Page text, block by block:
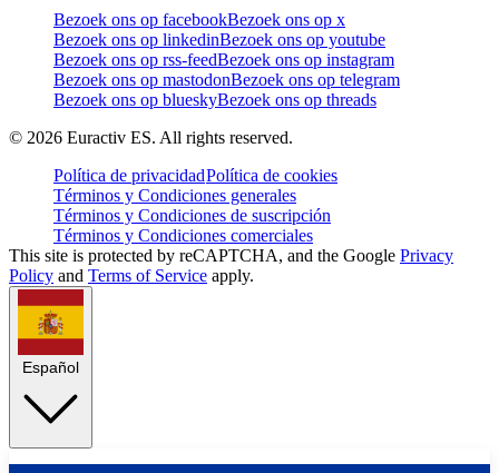
Bezoek ons op facebookBezoek ons op x
Bezoek ons op linkedinBezoek ons op youtube
Bezoek ons op rss-feedBezoek ons op instagram
Bezoek ons op mastodonBezoek ons op telegram
Bezoek ons op blueskyBezoek ons op threads
© 2026 Euractiv ES. All rights reserved.
Política de privacidadPolítica de cookies
Términos y Condiciones generales
Términos y Condiciones de suscripción
Términos y Condiciones comerciales
This site is protected by reCAPTCHA, and the Google Privacy
Policy and Terms of Service apply.
Español